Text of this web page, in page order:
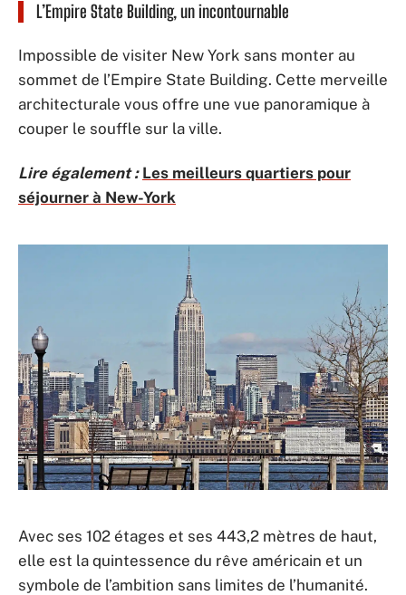
L’Empire State Building, un incontournable
Impossible de visiter New York sans monter au
sommet de l’Empire State Building. Cette merveille
architecturale vous offre une vue panoramique à
couper le souffle sur la ville.
Lire également : Les meilleurs quartiers pour
séjourner à New-York
Avec ses 102 étages et ses 443,2 mètres de haut,
elle est la quintessence du rêve américain et un
symbole de l’ambition sans limites de l’humanité.